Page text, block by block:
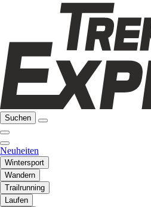
Suchen
Neuheiten
Wintersport
Wandern
Trailrunning
Laufen